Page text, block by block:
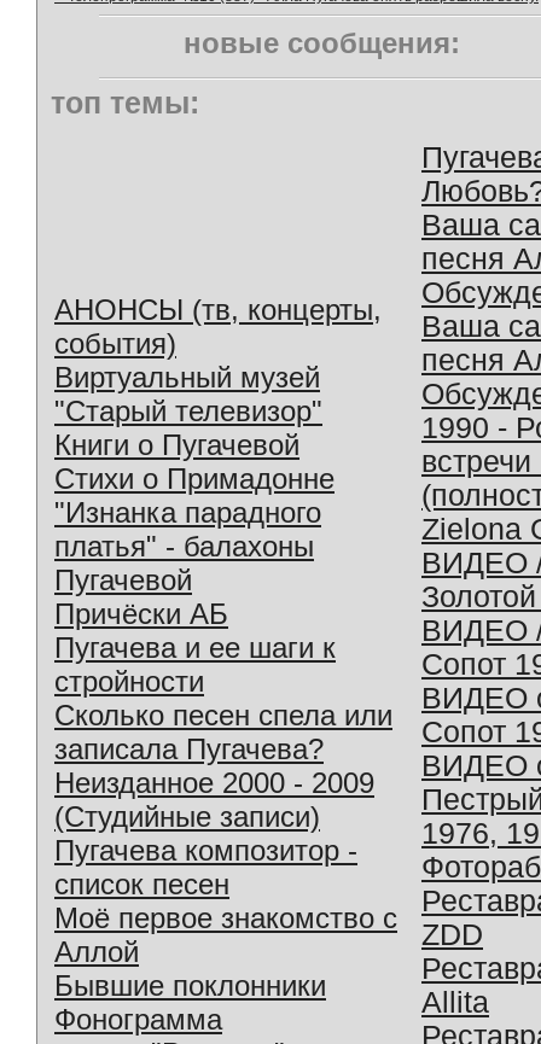
новые сообщения:
топ темы:
АНОНСЫ (тв, концерты,
события)
Виртуальный музей
"Старый телевизор"
Книги о Пугачевой
Стихи о Примадонне
"Изнанка парадного
платья" - балахоны
Пугачевой
Причёски АБ
Пугачева и ее шаги к
стройности
Сколько песен спела или
записала Пугачева?
Неизданное 2000 - 2009
(Студийные записи)
Пугачева композитор -
список песен
Моё первое знакомство с
Аллой
Бывшие поклонники
Фонограмма
Ваша
песня
Ваша
песня
1990 -
Zielona
ВИДЕО
ВИДЕО
Сопот
ВИДЕО
Сопот
ВИДЕО
1976,
ZDD
Allita